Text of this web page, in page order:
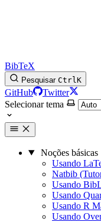
BibTeX
Pesquisar CtrlK
GitHub
Twitter
Selecionar tema
Noções básicas
Usando
Natbib
Usando
Usando
Usando R
Usando